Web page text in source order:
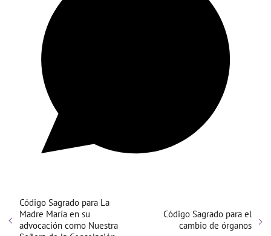
Código Sagrado para La
Madre María en su
advocación como Nuestra
Código Sagrado para el
cambio de órganos